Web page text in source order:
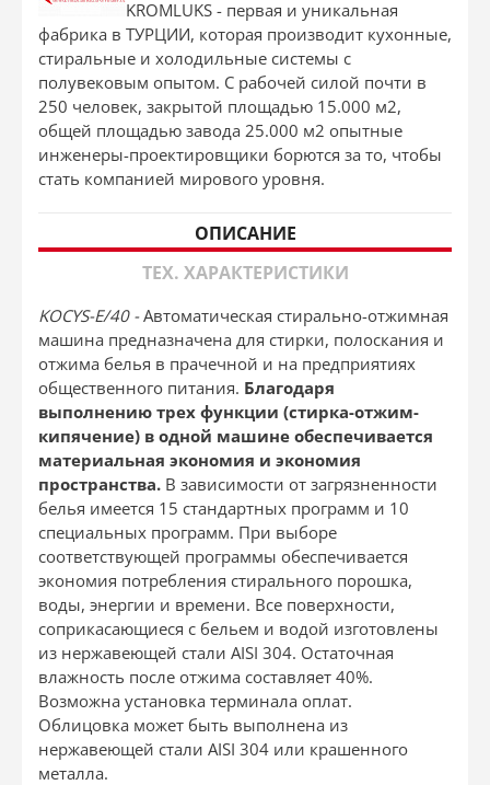
KROMLUKS - первая и уникальная
фабрика в ТУРЦИИ, которая производит кухонные,
стиральные и холодильные системы с
полувековым опытом. С рабочей силой почти в
250 человек, закрытой площадью 15.000 м2,
общей площадью завода 25.000 м2 опытные
инженеры-проектировщики борются за то, чтобы
стать компанией мирового уровня.
ОПИСАНИЕ
ТЕХ. ХАРАКТЕРИСТИКИ
KOCYS-E/40 -Автоматическая стирально-отжимная
машина предназначена для стирки, полоскания и
отжима белья в прачечной и на предприятиях
общественного питания. Благодаря
выполнению трех функции (стирка-отжим-
кипячение) в одной машине обеспечивается
материальная экономия и экономия
пространства. В зависимости от загрязненности
белья имеется 15 стандартных программ и 10
специальных программ. При выборе
соответствующей программы обеспечивается
экономия потребления стирального порошка,
воды, энергии и времени. Все поверхности,
соприкасающиеся с бельем и водой изготовлены
из нержавеющей стали AISI 304. Остаточная
влажность после отжима составляет 40%.
Возможна установка терминала оплат.
Облицовка может быть выполнена из
нержавеющей стали AISI 304 или крашенного
металла.